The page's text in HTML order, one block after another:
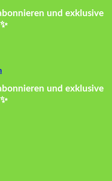
und exklusive
und exklusive